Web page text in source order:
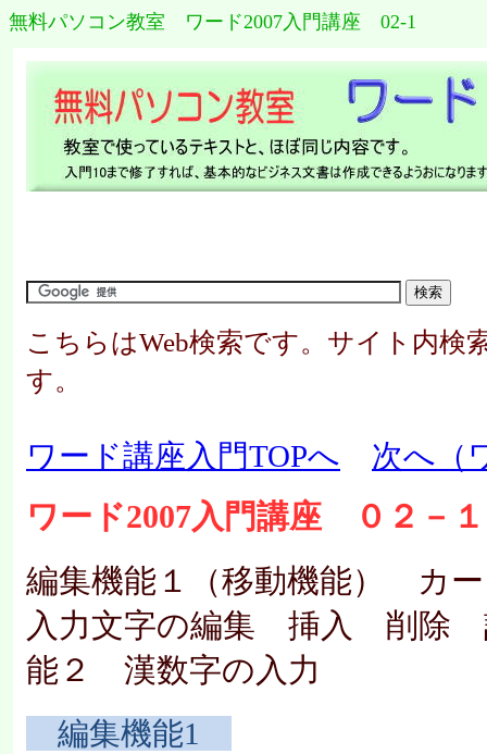
無料パソコン教室 ワード2007入門講座 02-1
こちらはWeb検索です。サイト内検
す。
ワード講座入門TOPへ 次へ（
ワード2007入門講座 ０２－１
編集機能１（移動機能） カ
入力文字の編集 挿入 削
能２ 漢数字の入力
編集機能1